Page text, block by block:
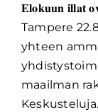
𝐄𝐥𝐨𝐤𝐮𝐮𝐧 𝐢𝐥𝐥𝐚𝐭
Tampere
yhteen
maailman